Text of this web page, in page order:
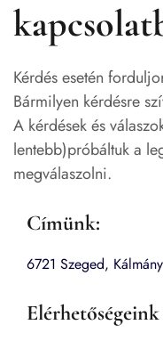
Kérdés esetén
Bármilyen kérdésre
A kérdések és
lentebb)próbáltuk a
megválaszolni.
Címünk:
6721 Szeged,
Elérhetőségeink